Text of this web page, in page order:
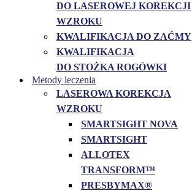
DO LASEROWEJ KOREKCJI
WZROKU
KWALIFIKACJA DO ZAĆMY
KWALIFIKACJA
DO STOŻKA ROGÓWKI
Metody leczenia
LASEROWA KOREKCJA
WZROKU
SMARTSIGHT NOVA
SMARTSIGHT
ALLOTEX
TRANSFORM™
PRESBYMAX®